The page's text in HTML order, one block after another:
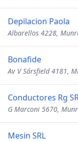
Depilacion Paola
Albarellos 4228,
Bonafide
Av V Sársfield 4181,
Conductores Rg
G Marconi 5670,
Mesin SRL